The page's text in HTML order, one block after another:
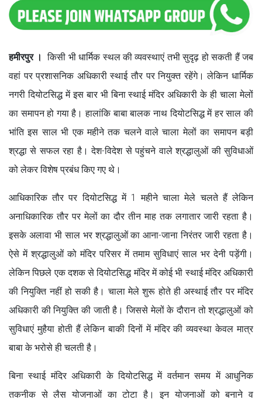
हमीरपुर । किसी भी धार्मिक स्थल की व्यवस्थाएं तभी सुदृढ़ हो सकती हैं जब
वहां पर प्रशासनिक अधिकारी स्थाई तौर पर नियुक्त रहेंगे। लेकिन धार्मिक
नगरी दियोटसिद्ध में इस बार भी बिना स्थाई मंदिर अधिकारी के ही चाला मेलों
का समापन हो गया है। हालांकि बाबा बालक नाथ दियोटसिद्ध में हर साल की
भांति इस साल भी एक महीने तक चलने वाले चाला मेलों का समापन बड़ी
श्रद्धा से सफल रहा है। देश-विदेश से पहुंचने वाले श्रद्धालुओं की सुविधाओं
को लेकर विशेष प्रबंध किए गए थे।
आधिकारिक तौर पर दियोटसिद्ध में 1 महीने चाला मेले चलते हैं लेकिन
अनाधिकारिक तौर पर मेलों का दौर तीन माह तक लगातार जारी रहता है।
इसके अलावा भी साल भर श्रद्धालुओं का आना-जाना निरंतर जारी रहता है।
ऐसे में श्रद्धालुओं को मंदिर परिसर में तमाम सुविधाएं साल भर देनी पड़ेंगी।
लेकिन पिछले एक दशक से दियोटसिद्ध मंदिर में कोई भी स्थाई मंदिर अधिकारी
की नियुक्ति नहीं हो सकी है। चाला मेले शुरू होते ही अस्थाई तौर पर मंदिर
अधिकारी की नियुक्ति की जाती है। जिससे मेलों के दौरान तो श्रद्धालुओं को
सुविधाएं मुहैया होती हैं लेकिन बाकी दिनों में मंदिर की व्यवस्था केवल मात्र
बाबा के भरोसे ही चलती है।
बिना स्थाई मंदिर अधिकारी के दियोटसिद्ध में वर्तमान समय में आधुनिक
तकनीक से लैस योजनाओं का टोटा है। इन योजनाओं को बनाने व